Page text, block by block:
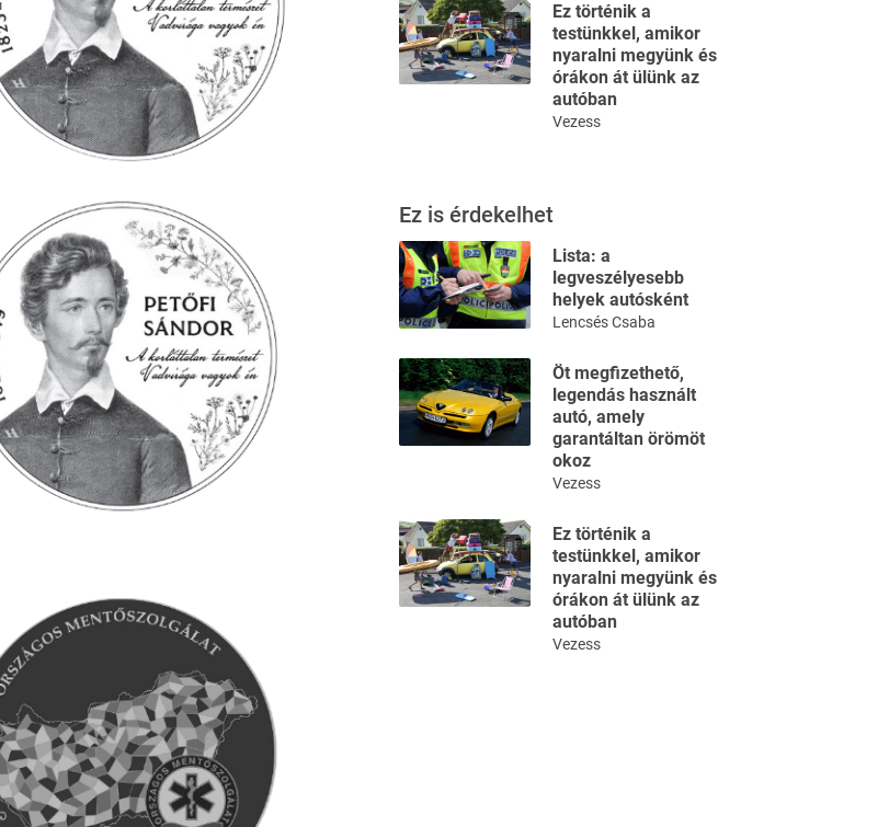
Ez történik a
testünkkel, amikor
nyaralni megyünk és
órákon át ülünk az
autóban
Vezess
Ez is érdekelhet
Lista: a
legveszélyesebb
helyek autósként
Lencsés Csaba
Öt megfizethető,
legendás használt
autó, amely
garantáltan örömöt
okoz
Vezess
Ez történik a
testünkkel, amikor
nyaralni megyünk és
órákon át ülünk az
autóban
Vezess